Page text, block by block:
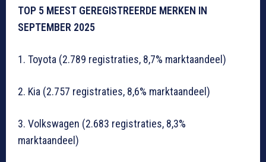
TOP 5 MEEST GEREGISTREERDE MERKEN IN
SEPTEMBER 2025
1. Toyota (2.789 registraties, 8,7% marktaandeel)
2. Kia (2.757 registraties, 8,6% marktaandeel)
3. Volkswagen (2.683 registraties, 8,3%
marktaandeel)